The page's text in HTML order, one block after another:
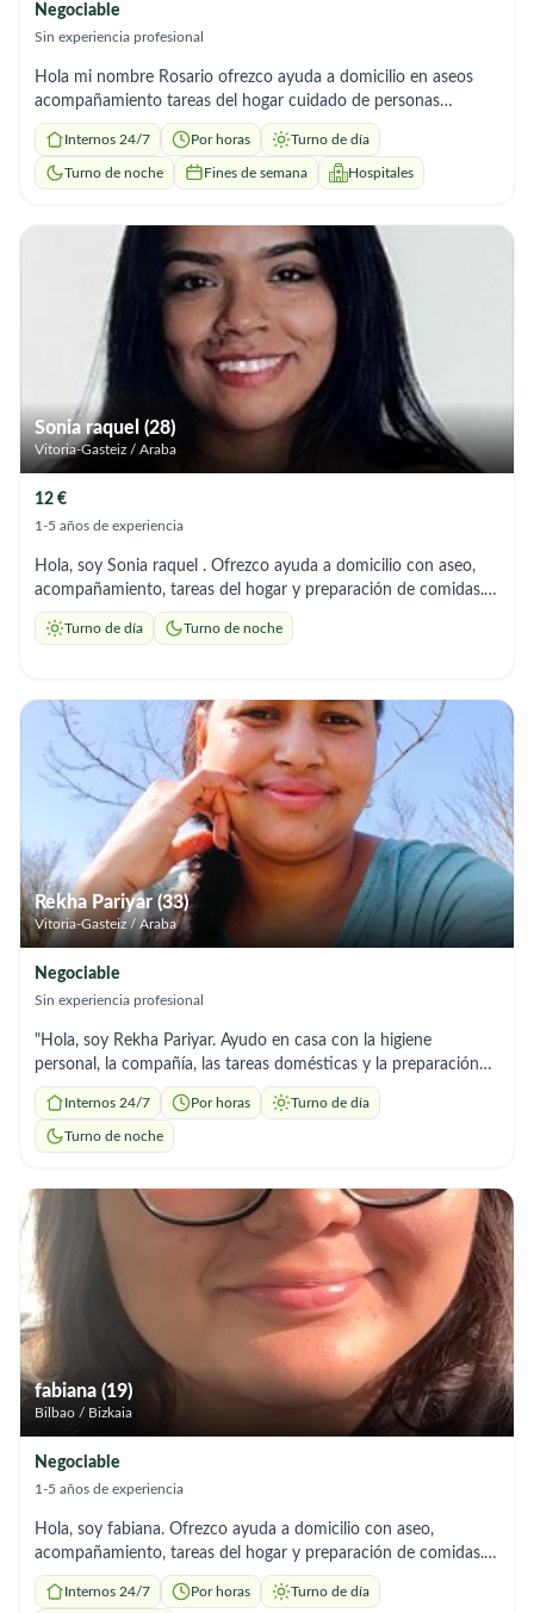
Negociable
Sin experiencia profesional
Hola mi nombre Rosario ofrezco ayuda a domicilio en aseos
acompañamiento tareas del hogar cuidado de personas
mayores soy responsable tengo experiencia y recomendaciones
me adapto a los horarios que necesites
Internos 24/7 Por horas Turno de día
Turno de noche Fines de semana Hospitales
Sonia raquel (28)
Vitoria-Gasteiz / Araba
12 €
1-5 años de experiencia
Hola, soy Sonia raquel . Ofrezco ayuda a domicilio con aseo,
acompañamiento, tareas del hogar y preparación de comidas.
Soy responsable y me adapto a los horarios que necesites.
Turno de día Turno de noche
Rekha Pariyar (33)
Vitoria-Gasteiz / Araba
Negociable
Sin experiencia profesional
"Hola, soy Rekha Pariyar. Ayudo en casa con la higiene
personal, la compañía, las tareas domésticas y la preparación
de comidas. Soy responsable y flexible con tu horario."
Internos 24/7 Por horas Turno de día
Turno de noche
fabiana (19)
Bilbao / Bizkaia
Negociable
1-5 años de experiencia
Hola, soy fabiana. Ofrezco ayuda a domicilio con aseo,
acompañamiento, tareas del hogar y preparación de comidas.
Soy responsable y me adapto a los horarios que necesites.
Internos 24/7 Por horas Turno de día